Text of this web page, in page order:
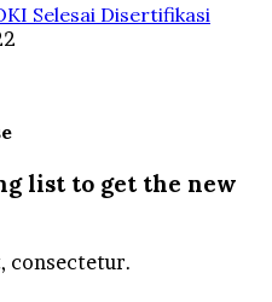
Selesai Disertifikasi
list to get the new
consectetur.